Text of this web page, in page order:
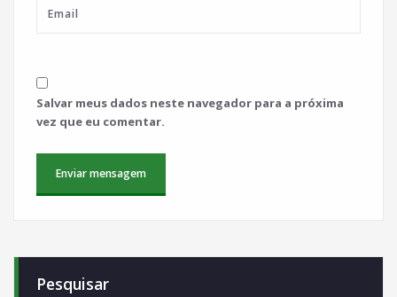
Salvar meus dados neste navegador para a próxima
vez que eu comentar.
Pesquisar